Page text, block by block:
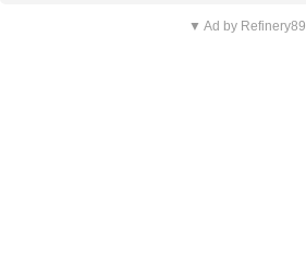
▼ Ad by Refinery89